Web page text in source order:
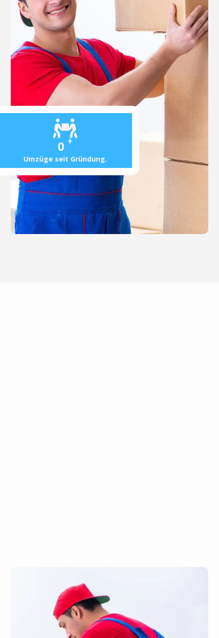
0 +
Umzüge seit Gründung.